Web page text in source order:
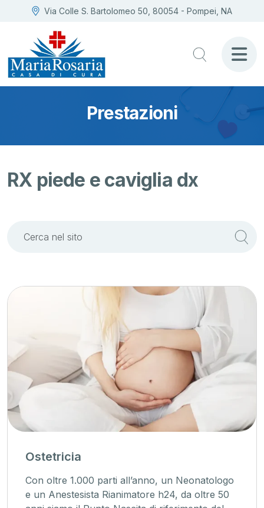
Via Colle S. Bartolomeo 50, 80054 - Pompei, NA
Prestazioni
RX piede e caviglia dx
Ostetricia
Con oltre 1.000 parti all’anno, un Neonatologo
e un Anestesista Rianimatore h24, da oltre 50